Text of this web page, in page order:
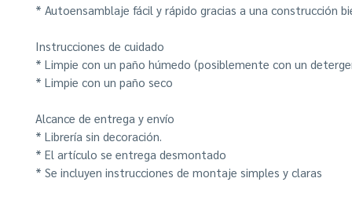
* Autoensamblaje fácil y rápido gracias a una construcción
Instrucciones de cuidado
* Limpie con un paño húmedo (posiblemente con un
* Limpie con un paño seco
Alcance de entrega y envío
* Librería sin decoración.
* El artículo se entrega desmontado
* Se incluyen instrucciones de montaje simples y claras